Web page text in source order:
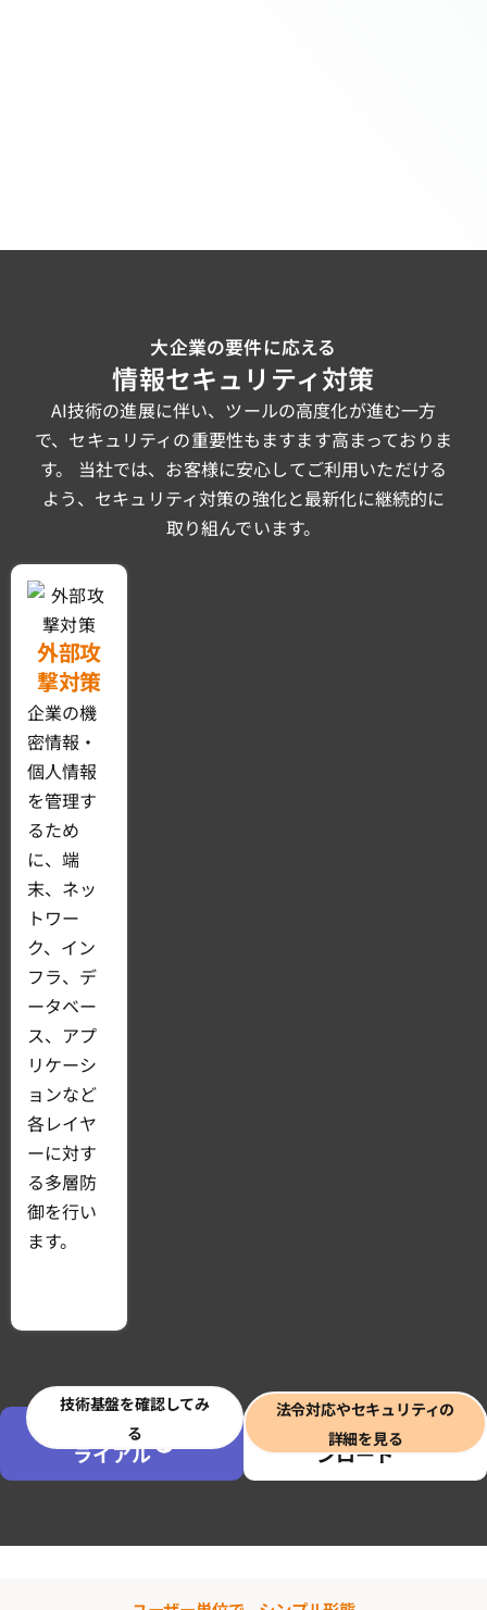
大企業の要件に応える
情報セキュリティ対策
AI技術の進展に伴い、ツールの高度化が進む一方
で、セキュリティの重要性もますます高まっておりま
す。
当社では、お客様に安心してご利用いただける
よう、セキュリティ対策の強化と最新化に継続的に
取り組んでいます。
外部攻
撃対策
企業の機
密情報・
個人情報
を管理す
るため
に、端
末、ネッ
トワー
ク、イン
フラ、デ
ータベー
ス、アプ
リケーシ
ョンなど
各レイヤ
ーに対す
る多層防
御を行い
ます。
技術基盤を確認してみ
る
無料でト
ライアル
法令対応やセキュリティの
詳細を見る
資料をダウ
ンロード